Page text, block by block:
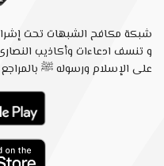
شبكة مكافح الشبهات تحت
و تنسف ادعاءات وأكاذيب
على الإسلام ورسوله ﷺ بالمراجع